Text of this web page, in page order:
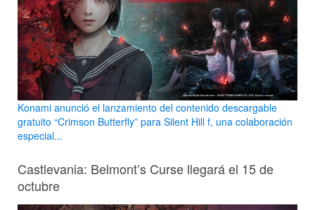
Konami anunció el lanzamiento del contenido descargable
gratuito “Crimson Butterfly” para Silent Hill f, una colaboración
especial...
Castlevania: Belmont’s Curse llegará el 15 de
octubre